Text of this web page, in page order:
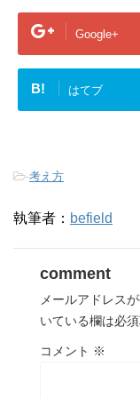
Google+
B! はてブ
-考え方
執筆者： befield
comment
メールアドレス
いている欄は必
コメント ※